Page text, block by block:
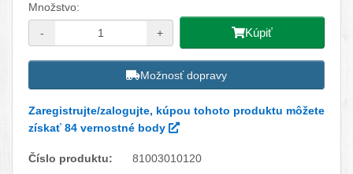
Množstvo:
- + Kúpiť
Možnosť dopravy
Zaregistrujte/zalogujte, kúpou tohoto produktu môžete
získať 84 vernostné body
Číslo produktu:
81003010120